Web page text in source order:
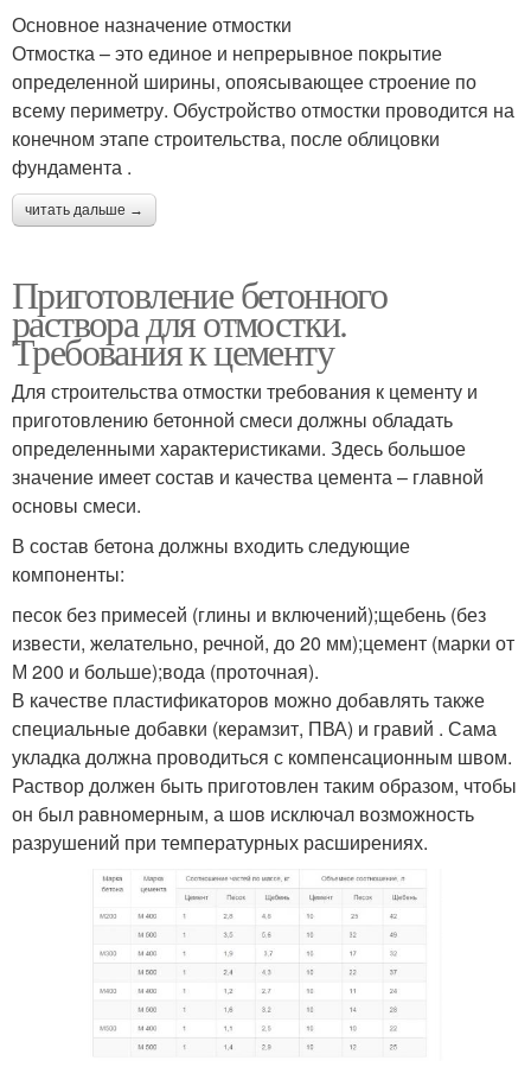
Основное назначение отмостки
Отмостка – это единое и непрерывное покрытие
определенной ширины, опоясывающее строение по
всему периметру. Обустройство отмостки проводится на
конечном этапе строительства, после облицовки
фундамента .
читать дальше →
Приготовление бетонного
раствора для отмостки.
Требования к цементу
Для строительства отмостки требования к цементу и
приготовлению бетонной смеси должны обладать
определенными характеристиками. Здесь большое
значение имеет состав и качества цемента – главной
основы смеси.
В состав бетона должны входить следующие
компоненты:
песок без примесей (глины и включений);щебень (без
извести, желательно, речной, до 20 мм);цемент (марки от
М 200 и больше);вода (проточная).
В качестве пластификаторов можно добавлять также
специальные добавки (керамзит, ПВА) и гравий . Сама
укладка должна проводиться с компенсационным швом.
Раствор должен быть приготовлен таким образом, чтобы
он был равномерным, а шов исключал возможность
разрушений при температурных расширениях.